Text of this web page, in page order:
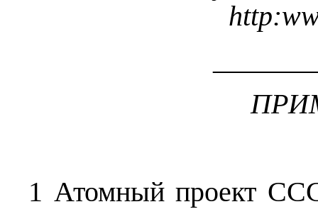
http:
1 Атомный проект